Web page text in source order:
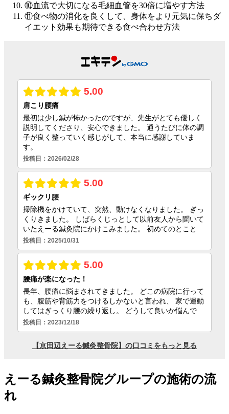
⑩血流で大切になる毛細血管を30倍に増やす方法
⑪食べ物の消化を良くして、身体をより元気に保ちダ
イエット効果も期待できる食べ合わせ方法
えーる鍼灸整骨院グループの施術の流
れ